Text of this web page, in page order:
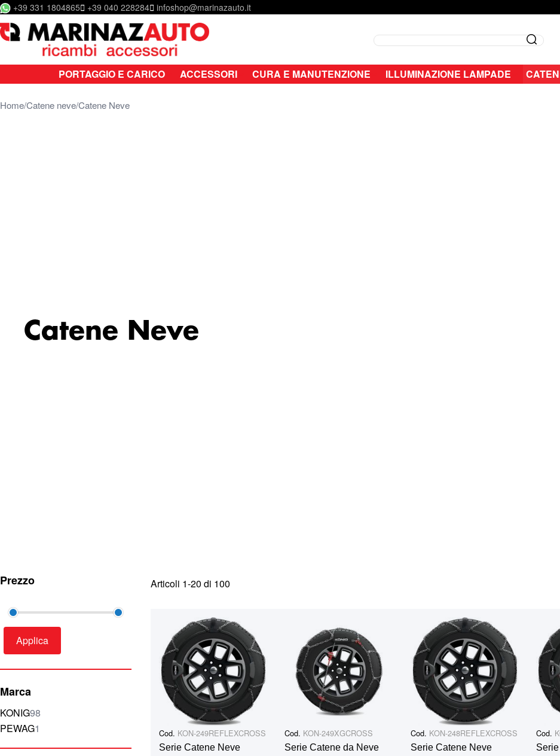
Salta al contenuto
+39 331 1804865 +39 040 228284 infoshop@marinazauto.it
Search Search
PORTAGGIO E CARICO ACCESSORI CURA E MANUTENZIONE ILLUMINAZIONE LAMPADE
HomeCatene neveCatene Neve
Catene Neve
Prezzo
Applica
Marca
KONIG98
elementi
PEWAG1
elemento
Articoli 1-20 di 100
Cod. KON-249REFLEXCROSS
Serie Catene Neve
Cod. KON-249XGCROSS
Serie Catene da Neve
Cod. KON-248REFLEXCROSS
Serie Catene Neve
Cod.